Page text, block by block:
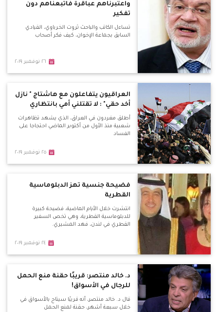
واعتبرناهم عباقرة فاتبعناهم دون
تفكير
تساءل الكاتب والباحث ثروت الخرباوي، القيادي
السابق بجماعة الإخوان، كيف فكر أصحاب
٢٦ نوفمبر ٢٠١٩
العراقيون يتفاعلون مع هاشتاج " نازل
أخد حقي" : لا تقتلني أمي بانتظاري
أطلق مغردون في العراق، الذي يشهد تظاهرات
شعبية منذ الأول من أكتوبر الماضي احتجاجا على
الفساد
٢٥ نوفمبر ٢٠١٩
فضيحة جنسية تهز الدبلوماسية
القطرية
انتشرت خلال الأيام الماضية، فضيحة كبيرة
للدبلوماسية القطرية، وهي تخص السفير
القطري في لندن، فهد المشيري.
٢٤ نوفمبر ٢٠١٩
د. خالد منتصر: قريبًا حقنة منع الحمل
للرجال في الأسواق!
قال د. خالد منتصر، أنه قريبًا سيتاح بالأسواق في
خلال سبعة أشهر، حقنة لمنع الحمل